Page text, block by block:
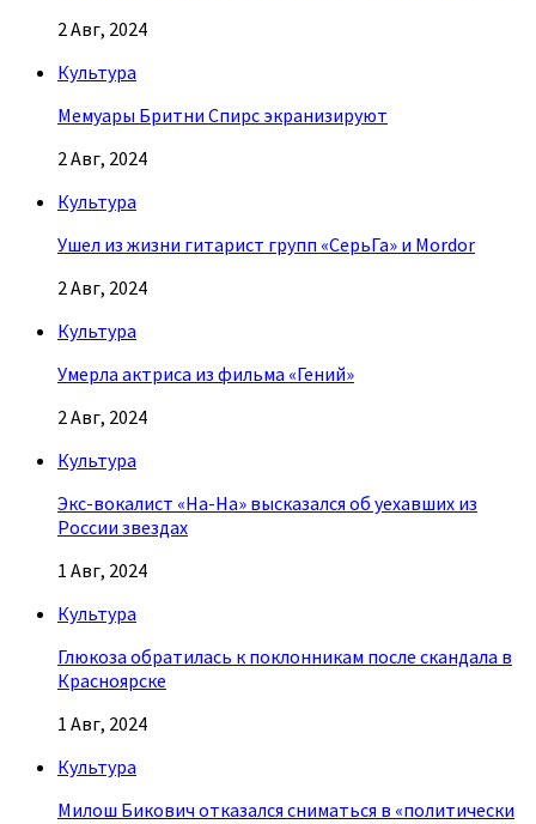
2 Авг, 2024
Культура
Мемуары Бритни Спирс экранизируют
2 Авг, 2024
Культура
Ушел из жизни гитарист групп «СерьГа» и Mordor
2 Авг, 2024
Культура
Умерла актриса из фильма «Гений»
2 Авг, 2024
Культура
Экс-вокалист «На-На» высказался об уехавших из
России звездах
1 Авг, 2024
Культура
Глюкоза обратилась к поклонникам после скандала в
Красноярске
1 Авг, 2024
Культура
Милош Бикович отказался сниматься в «политически